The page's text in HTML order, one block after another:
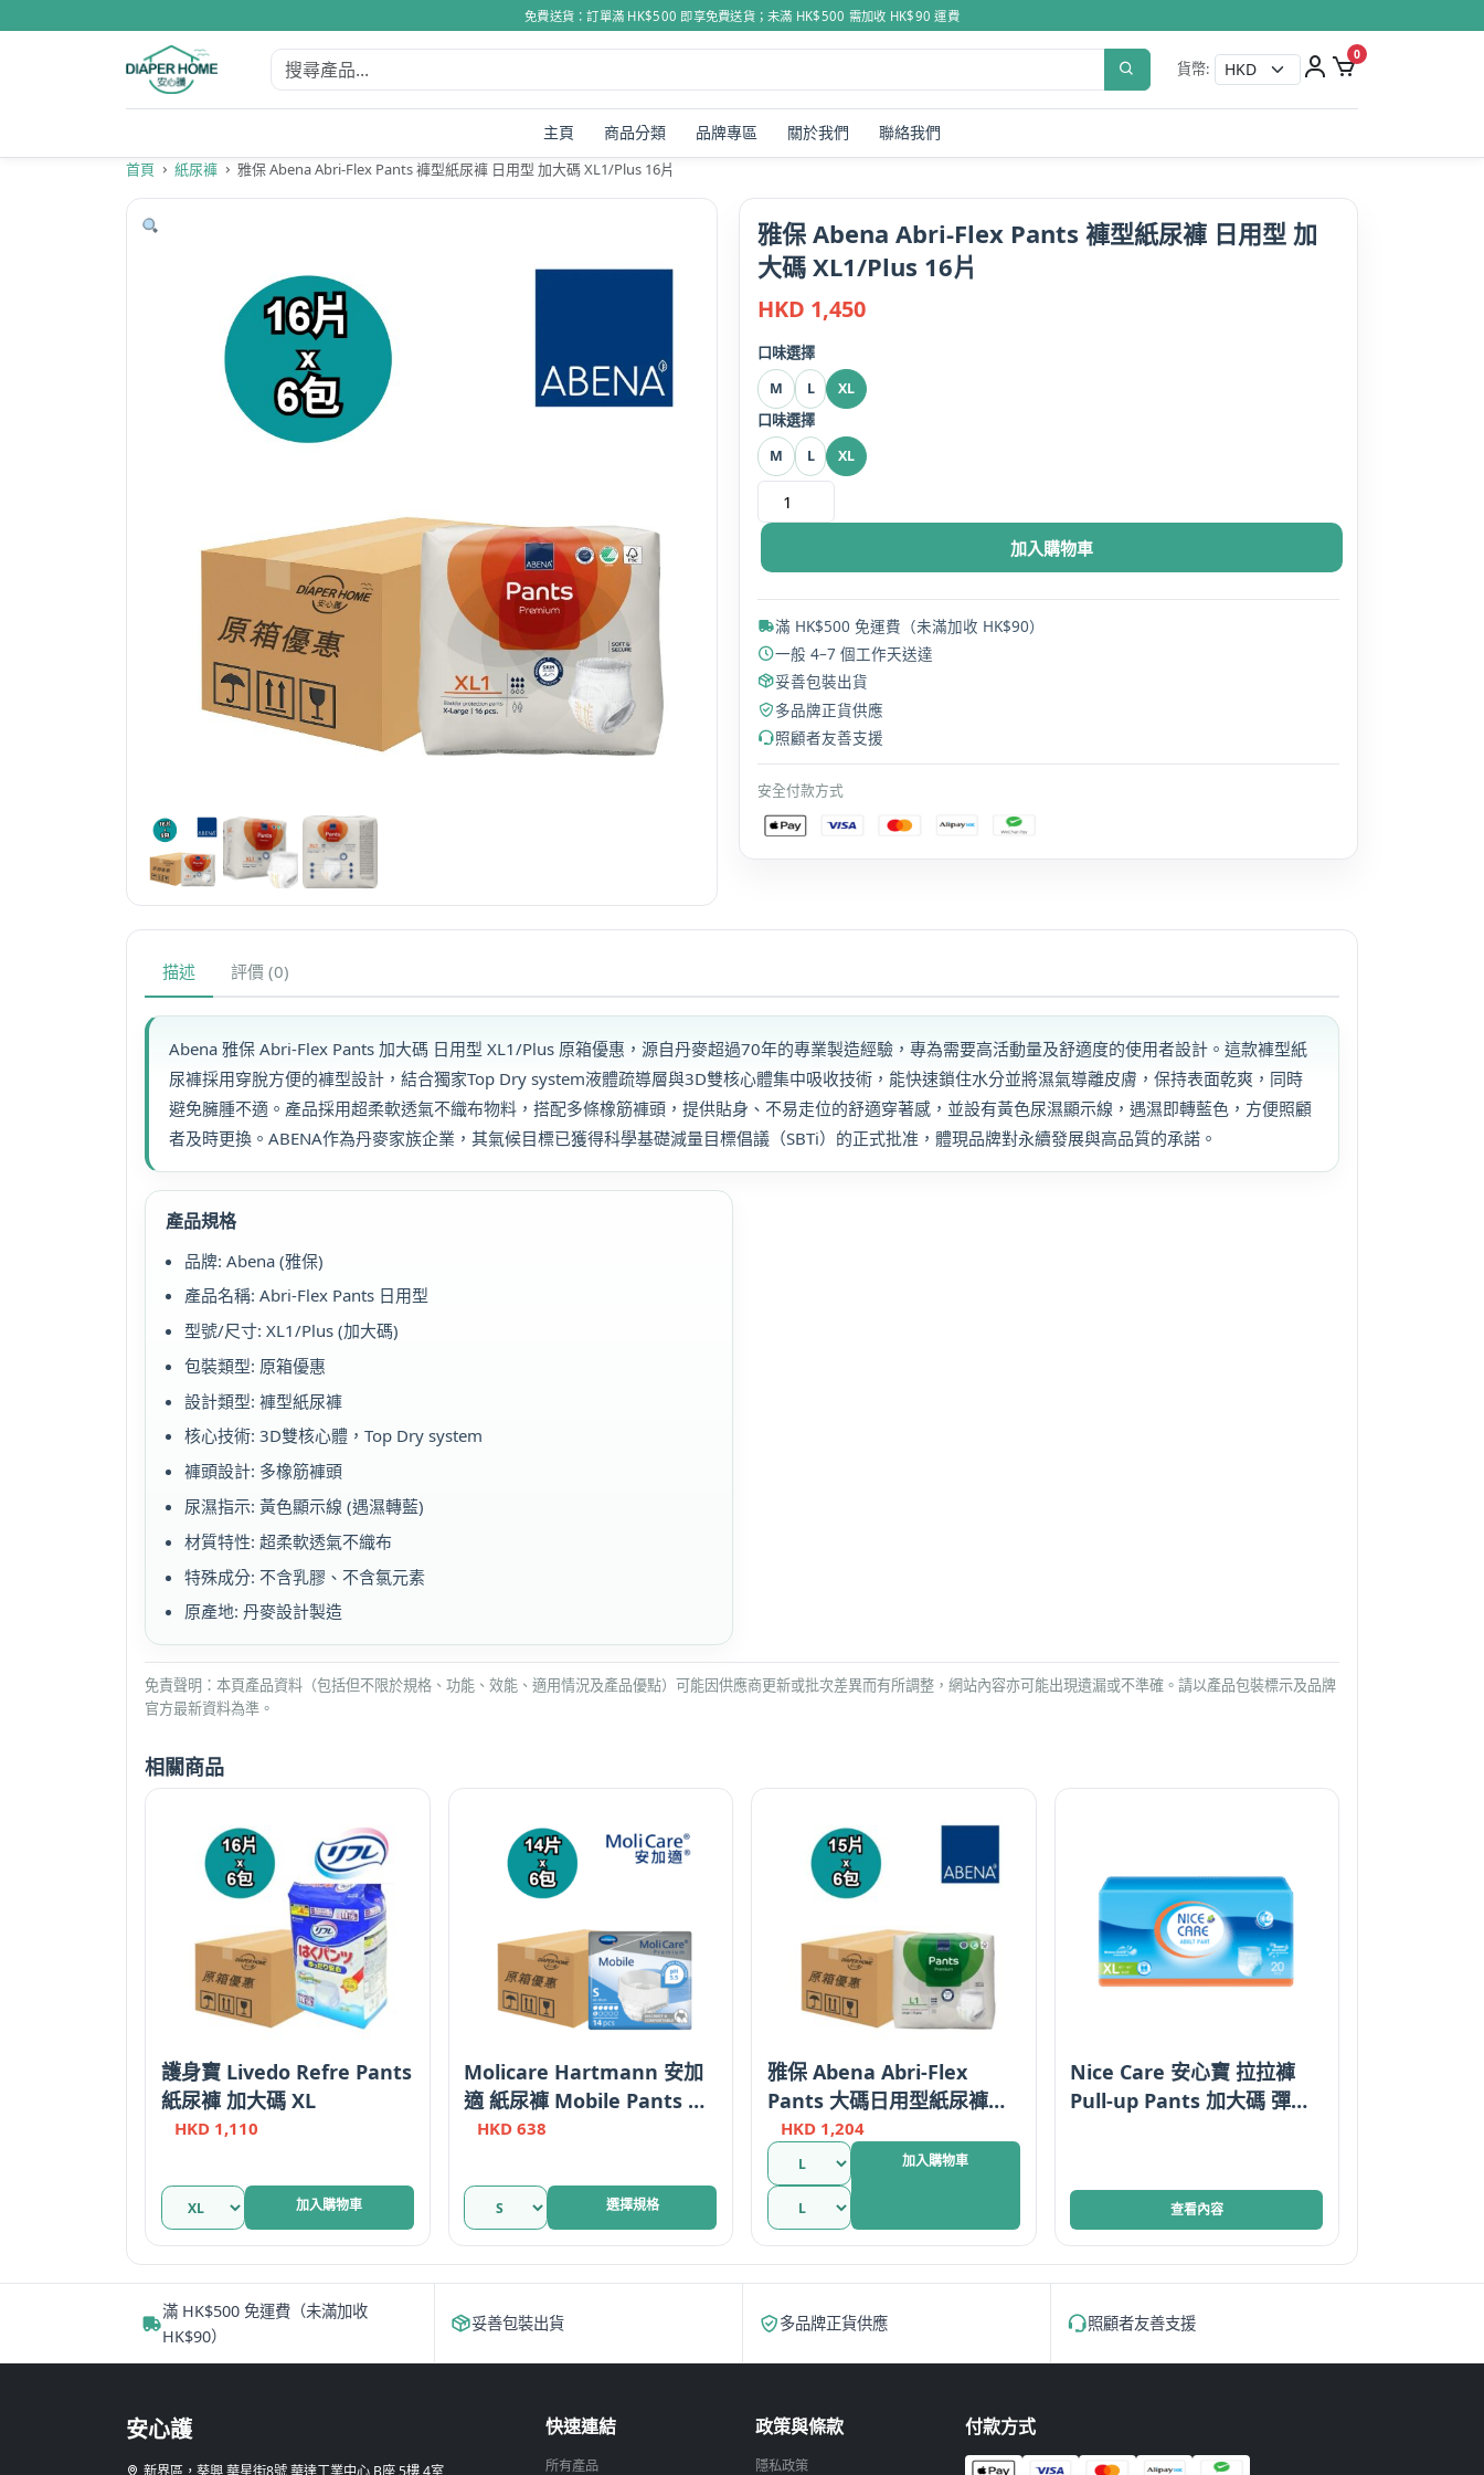
免費送貨：訂單滿 HK$500 即享免費送貨；未滿 HK$500 需加收 HK$90 運費
貨幣:
0
主頁 商品分類 品牌專區 關於我們 聯絡我們
首頁 紙尿褲 雅保 Abena Abri-Flex Pants 褲型紙尿褲 日用型 加大碼 XL1/Plus 16片
雅保 Abena Abri-Flex Pants 褲型紙尿褲 日用型 加
大碼 XL1/Plus 16片
HKD 1,450
口味選擇
M L XL
口味選擇
M L XL
保
Abri-
Flex
Pants
褲
型
紙
尿
日
用
型
加
片
數
量
加入購物車
滿 HK$500 免運費（未滿加收 HK$90）
一般 4–7 個工作天送達
妥善包裝出貨
多品牌正貨供應
照顧者友善支援
安全付款方式
描述 評價 (0)
Abena 雅保 Abri-Flex Pants 加大碼 日用型 XL1/Plus 原箱優惠，源自丹麥超過70年的專業製造經驗，專為需要高活動量及舒適度的使用者設計。這款褲型紙
尿褲採用穿脫方便的褲型設計，結合獨家Top Dry system液體疏導層與3D雙核心體集中吸收技術，能快速鎖住水分並將濕氣導離皮膚，保持表面乾爽，同時
避免臃腫不適。產品採用超柔軟透氣不織布物料，搭配多條橡筋褲頭，提供貼身、不易走位的舒適穿著感，並設有黃色尿濕顯示線，遇濕即轉藍色，方便照顧
者及時更換。ABENA作為丹麥家族企業，其氣候目標已獲得科學基礎減量目標倡議（SBTi）的正式批准，體現品牌對永續發展與高品質的承諾。
產品規格
品牌: Abena (雅保)
產品名稱: Abri-Flex Pants 日用型
型號/尺寸: XL1/Plus (加大碼)
包裝類型: 原箱優惠
設計類型: 褲型紙尿褲
核心技術: 3D雙核心體，Top Dry system
褲頭設計: 多橡筋褲頭
尿濕指示: 黃色顯示線 (遇濕轉藍)
材質特性: 超柔軟透氣不織布
特殊成分: 不含乳膠、不含氯元素
原產地: 丹麥設計製造
免責聲明：本頁產品資料（包括但不限於規格、功能、效能、適用情況及產品優點）可能因供應商更新或批次差異而有所調整，網站內容亦可能出現遺漏或不準確。請以產品包裝標示及品牌
官方最新資料為準。
相關商品
護身寶 Livedo Refre Pants
紙尿褲 加大碼 XL
HKD1,110
加入購物車
Molicare Hartmann 安加
適 紙尿褲 Mobile Pants 細
碼 金裝活動型 6滴 原箱優惠
HKD 638
選擇規格
此
產
品
有
種
雅保 Abena Abri-Flex
Pants 大碼日用型紙尿褲
L1/Plus 15片
HKD1,204
加入購物車
Nice Care 安心寶 拉拉褲
Pull-up Pants 加大碼 彈性
查看內容
滿 HK$500 免運費（未滿加收
HK$90）
妥善包裝出貨 多品牌正貨供應 照顧者友善支援
安心護 快速連結
所有產品
政策與條款
隱私政策
付款方式